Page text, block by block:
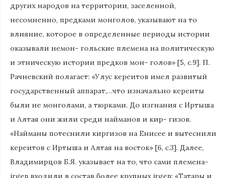
других народов на территории, заселенной,
несомненно, предками монголов, указывают на то
влияние, которое в определенные периоды истории
оказывали немон- гольские племена на политическую
и этническую истории предков мон- голов» [5, с.9]. П.
Рачневский полагает: «Улус кереитов имел развитый
государственный аппарат,…что изначально кереиты
были не монголами, а тюрками. До изгнания с Иртыша
и Алтая они жили среди найманов и кир- гизов.
«Найманы потеснили киргизов на Енисее и вытеснили
кереитов с Иртыша и Алтая на восток» [6, с.3]. Далее,
Владимирцов Б.Я. указывает на то, что сами племена-
irgen входили в состав более крупных irgen: «Татары и